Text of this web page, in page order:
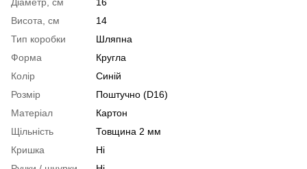
Висота, см
14
Тип коробки
Шляпна
Форма
Кругла
Колір
Синій
Розмір
Поштучно (D16)
Матеріал
Картон
Щільність
Товщина 2 мм
Кришка
Ні